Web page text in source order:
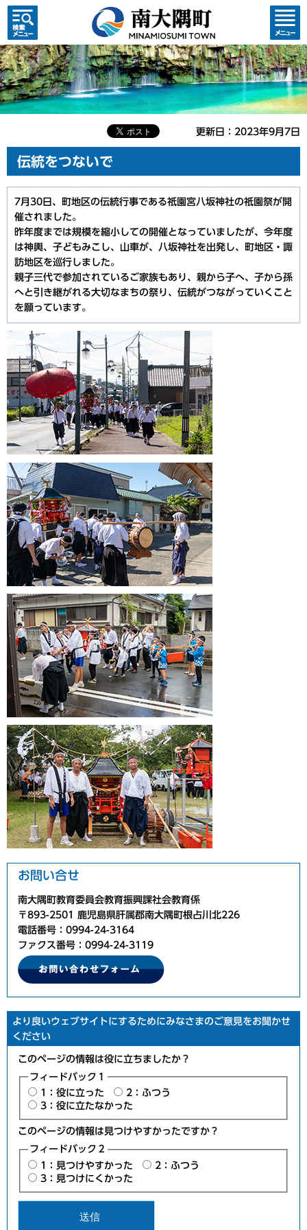
検索・
共通メ
ニュー
コンテ
ンツメ
ニュー
更新日：2023年9月7日
伝統をつないで
7月30日、町地区の伝統行事である祇園宮八坂神社の祇園祭が開
催されました。
昨年度までは規模を縮小しての開催となっていましたが、今年度
は神輿、子どもみこし、山車が、八坂神社を出発し、町地区・諏
訪地区を巡行しました。
親子三代で参加されているご家族もあり、親から子へ、子から孫
へと引き継がれる大切なまちの祭り、伝統がつながっていくこと
を願っています。
お問い合せ
南大隅町教育委員会教育振興課社会教育係
〒893-2501 鹿児島県肝属郡南大隅町根占川北226
電話番号：0994-24-3164
ファクス番号：0994-24-3119
より良いウェブサイトにするためにみなさまのご意見をお聞かせ
ください
このページの情報は役に立ちましたか？
フィードバック１
1：役に立った
2：ふつう
3：役に立たなかった
このページの情報は見つけやすかったですか？
フィードバック２
1：見つけやすかった
2：ふつう
3：見つけにくかった